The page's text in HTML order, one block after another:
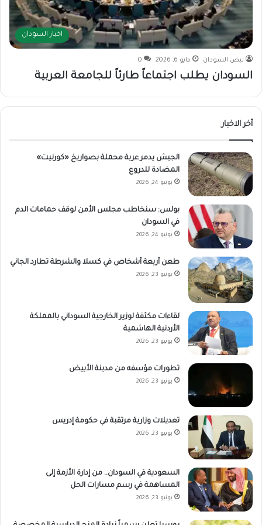
اخبار السودان
نبض السودان مايو 6, 2026 0
السودان يطلب اجتماعاً طارئاً للجامعة العربية
أخر الاخبار
الجيش يدمر عربة محملة بصواريخ «كورنيت»
المضادة للدروع
يونيو 24, 2026
بولس: سنخاطب مجلس الأمن لوقف حمامات الدم
في السودان
يونيو 24, 2026
طعن أربعة أشخاص في كسلا والشرطة تطارد الجاني
يونيو 23, 2026
لقاءات مكثفة لوزير الخارجية السوداني بالمملكة
الأردنية الهاشمية
يونيو 23, 2026
تطورات مؤسفه من مدينة الأبيض
يونيو 23, 2026
تعديلات وزارية مرتقبة في حكومة إدريس
يونيو 23, 2026
السعودية في السودان.. من إدارة الأزمة إلى
المساهمة في رسم مسارات الحل
يونيو 23, 2026